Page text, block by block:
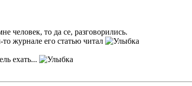
человек, то да се, разговорились.
журнале его статью читал
ехать...